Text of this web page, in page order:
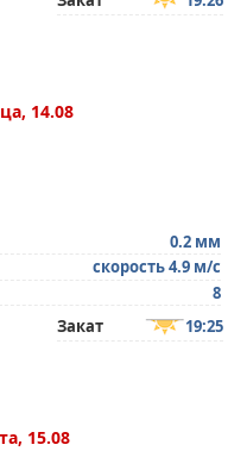
14.08
0.2 мм
скорость 4.9 м/с
8
Закат 19:25
15.08